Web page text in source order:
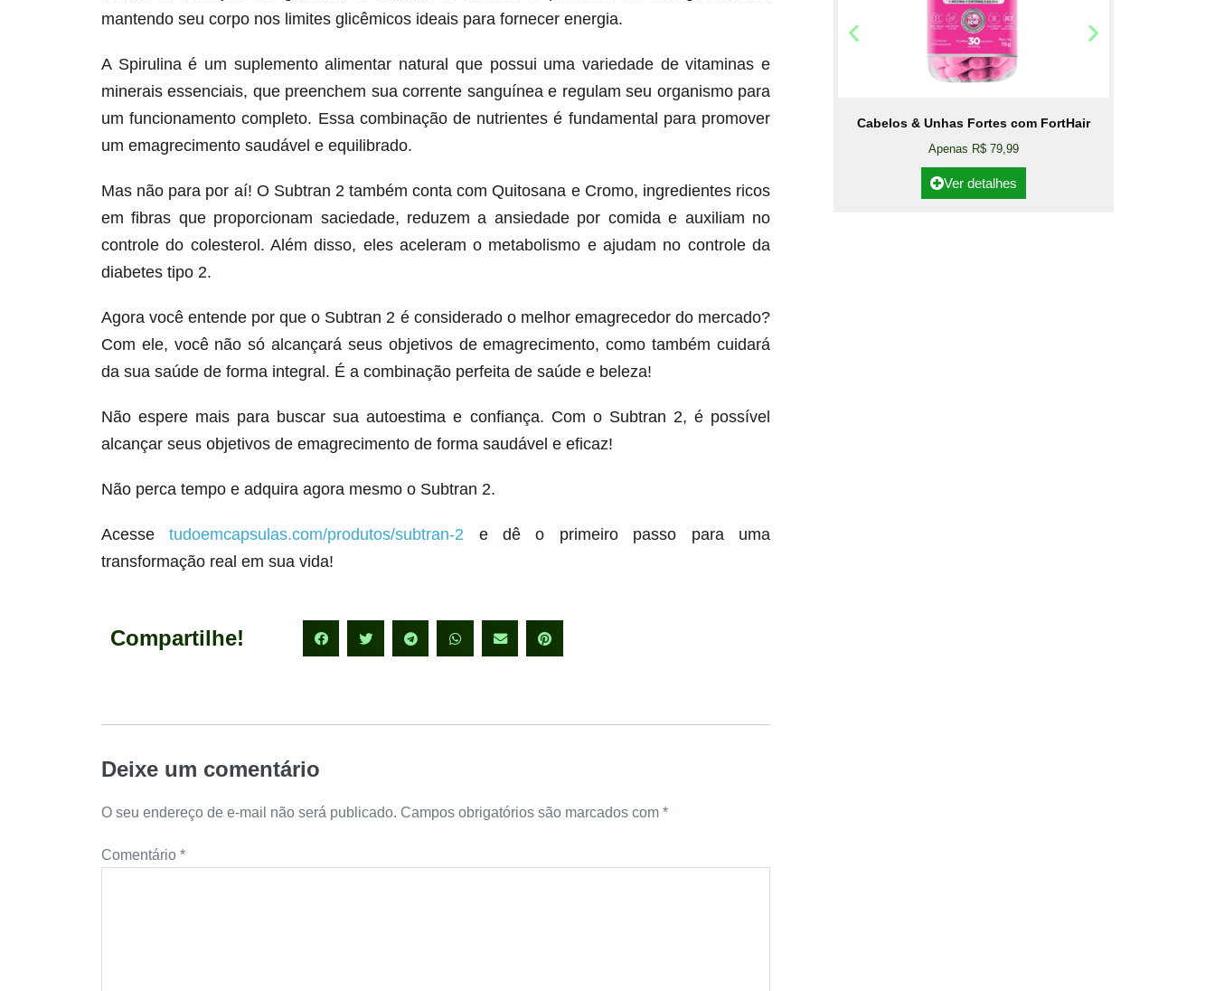
mantendo seu corpo nos limites glicêmicos ideais para fornecer energia.
A Spirulina é um suplemento alimentar natural que possui uma variedade de vitaminas e
minerais essenciais, que preenchem sua corrente sanguínea e regulam seu organismo para
um funcionamento completo. Essa combinação de nutrientes é fundamental para promover
um emagrecimento saudável e equilibrado.
Mas não para por aí! O Subtran 2 também conta com Quitosana e Cromo, ingredientes ricos
em fibras que proporcionam saciedade, reduzem a ansiedade por comida e auxiliam no
controle do colesterol. Além disso, eles aceleram o metabolismo e ajudam no controle da
diabetes tipo 2.
Agora você entende por que o Subtran 2 é considerado o melhor emagrecedor do mercado?
Com ele, você não só alcançará seus objetivos de emagrecimento, como também cuidará
da sua saúde de forma integral. É a combinação perfeita de saúde e beleza!
Não espere mais para buscar sua autoestima e confiança. Com o Subtran 2, é possível
alcançar seus objetivos de emagrecimento de forma saudável e eficaz!
Não perca tempo e adquira agora mesmo o Subtran 2.
Acessetudoemcapsulas.com/produtos/subtran-2 e dê o primeiro passo para uma
transformação real em sua vida!
Compartilhe!
Deixe um comentário
O seu endereço de e-mail não será publicado. Campos obrigatórios são marcados com *
Comentário *
Melt Hair para cabelo, pele e unhas!
Ver detalhes
Cabelos & Unhas Fortes com FortHair
Apenas R$ 79,99
Ver detalhes